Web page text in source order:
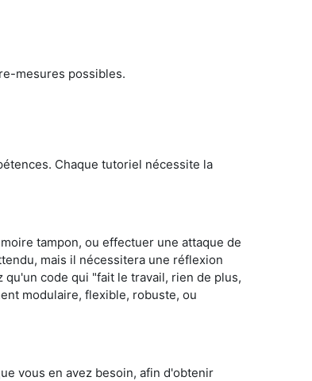
mesures possibles.
Chaque tutoriel nécessite la
tampon, ou effectuer une attaque de
mais il nécessitera une réflexion
code qui "fait le travail, rien de plus,
modulaire, flexible, robuste, ou
vous en avez besoin, afin d'obtenir